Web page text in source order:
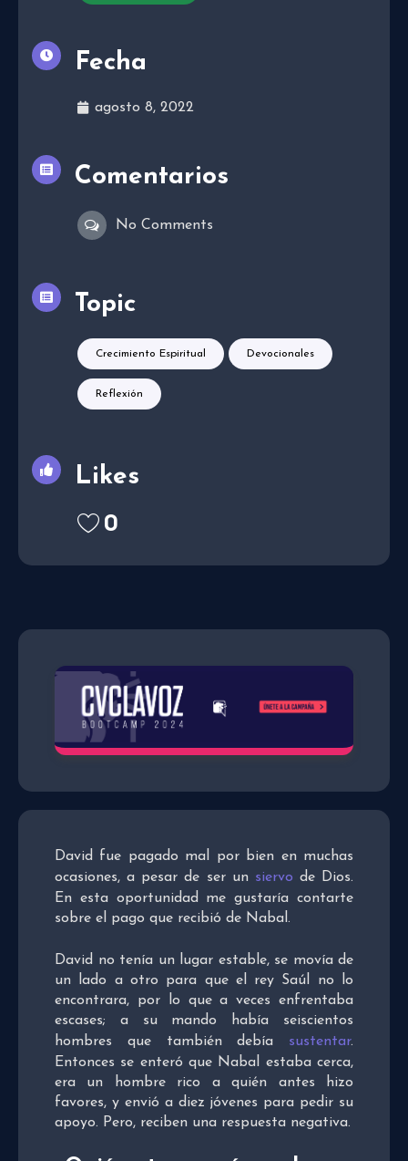
David fue pagado mal por bien en muchas
ocasiones, a pesar de ser un siervo de Dios.
En esta oportunidad me gustaría contarte
sobre el pago que recibió de Nabal.
David no tenía un lugar estable, se movía de
un lado a otro para que el rey Saúl no lo
encontrara, por lo que a veces enfrentaba
escases; a su mando había seiscientos
hombres que también debía sustentar.
Entonces se enteró que Nabal estaba cerca,
era un hombre rico a quién antes hizo
favores, y envió a diez jóvenes para pedir su
apoyo. Pero, reciben una respuesta negativa.
Fecha
agosto 8, 2022
Comentarios
No Comments
Topic
Crecimiento Espiritual Devocionales
Reflexión
Likes
0